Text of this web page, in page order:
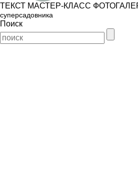
ТЕКСТ МАСТЕР-КЛАСС
суперсадовника
Поиск